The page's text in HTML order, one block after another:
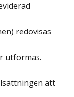
redovisas
utformas.
att